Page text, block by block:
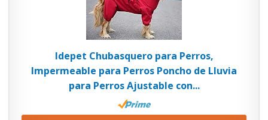
Idepet Chubasquero para Perros,
Impermeable para Perros Poncho de Lluvia
para Perros Ajustable con...